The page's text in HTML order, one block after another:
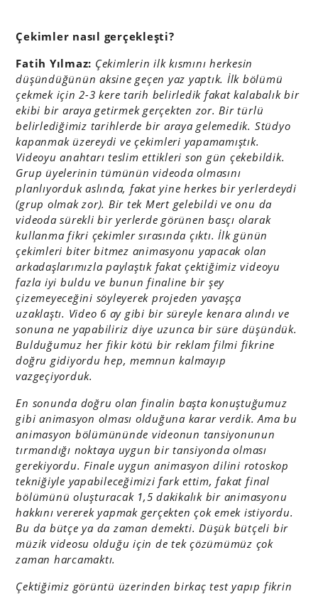
Çekimler nasıl gerçekleşti?
Fatih Yılmaz: Çekimlerin ilk kısmını herkesin
düşündüğünün aksine geçen yaz yaptık. İlk bölümü
çekmek için 2-3 kere tarih belirledik fakat kalabalık bir
ekibi bir araya getirmek gerçekten zor. Bir türlü
belirlediğimiz tarihlerde bir araya gelemedik. Stüdyo
kapanmak üzereydi ve çekimleri yapamamıştık.
Videoyu anahtarı teslim ettikleri son gün çekebildik.
Grup üyelerinin tümünün videoda olmasını
planlıyorduk aslında, fakat yine herkes bir yerlerdeydi
(grup olmak zor). Bir tek Mert gelebildi ve onu da
videoda sürekli bir yerlerde görünen basçı olarak
kullanma fikri çekimler sırasında çıktı. İlk günün
çekimleri biter bitmez animasyonu yapacak olan
arkadaşlarımızla paylaştık fakat çektiğimiz videoyu
fazla iyi buldu ve bunun finaline bir şey
çizemeyeceğini söyleyerek projeden yavaşça
uzaklaştı. Video 6 ay gibi bir süreyle kenara alındı ve
sonuna ne yapabiliriz diye uzunca bir süre düşündük.
Bulduğumuz her fikir kötü bir reklam filmi fikrine
doğru gidiyordu hep, memnun kalmayıp
vazgeçiyorduk.
En sonunda doğru olan finalin başta konuştuğumuz
gibi animasyon olması olduğuna karar verdik. Ama bu
animasyon bölümününde videonun tansiyonunun
tırmandığı noktaya uygun bir tansiyonda olması
gerekiyordu. Finale uygun animasyon dilini rotoskop
tekniğiyle yapabileceğimizi fark ettim, fakat final
bölümünü oluşturacak 1,5 dakikalık bir animasyonu
hakkını vererek yapmak gerçekten çok emek istiyordu.
Bu da bütçe ya da zaman demekti. Düşük bütçeli bir
müzik videosu olduğu için de tek çözümümüz çok
zaman harcamaktı.
Çektiğimiz görüntü üzerinden birkaç test yapıp fikrin